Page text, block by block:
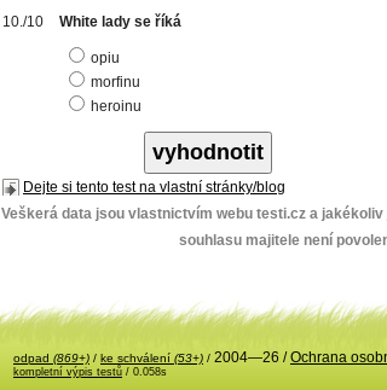
White lady se říká
opiu
morfinu
heroinu
Dejte si tento test na vlastní stránky/blog
Veškerá data jsou vlastnictvím webu testi.cz a
souhlasu majitele není
odpad (869+) / ke schválení (53+) / 2004—26 /Ochrana
kompletní výpis testů / 0.058s